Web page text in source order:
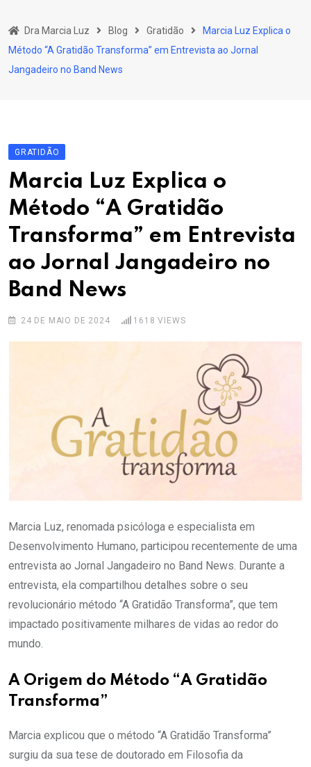
to
content
Dra Marcia Luz Blog Gratidão
Marcia Luz Explica o
Método “A Gratidão Transforma” em Entrevista ao Jornal
Jangadeiro no Band News
GRATIDÃO
Marcia Luz Explica o
Método “A Gratidão
Transforma” em Entrevista
ao Jornal Jangadeiro no
Band News
24 DE MAIO DE 2024 1618 VIEWS
Marcia Luz, renomada psicóloga e especialista em
Desenvolvimento Humano, participou recentemente de uma
entrevista ao Jornal Jangadeiro no Band News. Durante a
entrevista, ela compartilhou detalhes sobre o seu
revolucionário método “A Gratidão Transforma”, que tem
impactado positivamente milhares de vidas ao redor do
mundo.
A Origem do Método “A Gratidão
Transforma”
Marcia explicou que o método “A Gratidão Transforma”
surgiu da sua tese de doutorado em Filosofia da